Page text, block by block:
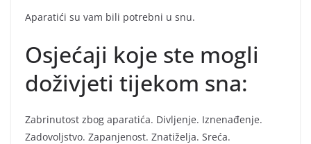
Aparatići su vam bili potrebni u snu.
Osjećaji koje ste mogli
doživjeti tijekom sna:
Zabrinutost zbog aparatića. Divljenje. Iznenađenje.
Zadovoljstvo. Zapanjenost. Znatiželja. Sreća.